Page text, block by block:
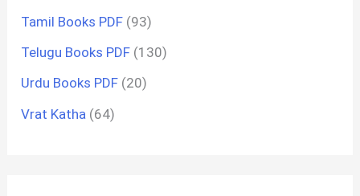
Tamil Books PDF (93)
Telugu Books PDF (130)
Urdu Books PDF (20)
Vrat Katha (64)